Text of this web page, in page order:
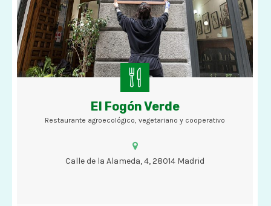
Restaurante agroecológico, vegetariano y cooperativo
El Fogón Verde
Restaurante agroecológico, vegetariano y cooperativo
Calle de la Alameda, 4, 28014 Madrid